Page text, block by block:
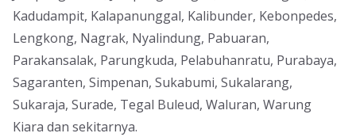
Kadudampit, Kalapanunggal, Kalibunder, Kebonpedes,
Lengkong, Nagrak, Nyalindung, Pabuaran,
Parakansalak, Parungkuda, Pelabuhanratu, Purabaya,
Sagaranten, Simpenan, Sukabumi, Sukalarang,
Sukaraja, Surade, Tegal Buleud, Waluran, Warung
Kiara dan sekitarnya.